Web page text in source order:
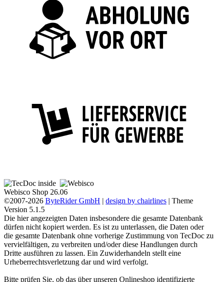
Webisco Shop 26.06
©2007-2026 ByteRider GmbH | design by chairlines | Theme
Version 5.1.5
Die hier angezeigten Daten insbesondere die gesamte Datenbank
dürfen nicht kopiert werden. Es ist zu unterlassen, die Daten oder
die gesamte Datenbank ohne vorherige Zustimmung von TecDoc zu
vervielfältigen, zu verbreiten und/oder diese Handlungen durch
Dritte ausführen zu lassen. Ein Zuwiderhandeln stellt eine
Urheberrechtsverletzung dar und wird verfolgt.
Bitte prüfen Sie, ob das über unseren Onlineshop identifizierte